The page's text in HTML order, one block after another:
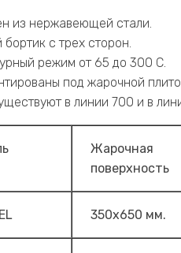
из нержавеющей стали.
с трех сторон.
режим от 65 до 300 С.
под жарочной
в линии 700 и в
Жарочная
поверхность
350х650 мм.